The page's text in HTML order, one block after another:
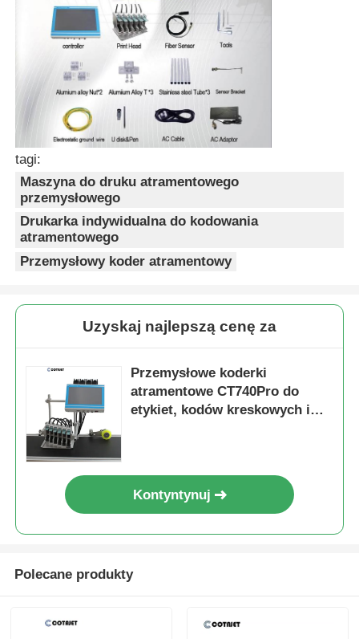
tagi:
Maszyna do druku atramentowego
przemysłowego
Drukarka indywidualna do kodowania
atramentowego
Przemysłowy koder atramentowy
Uzyskaj najlepszą cenę za
Przemysłowe koderki
atramentowe CT740Pro do
etykiet, kodów kreskowych i
Kontyntynuj
Polecane produkty